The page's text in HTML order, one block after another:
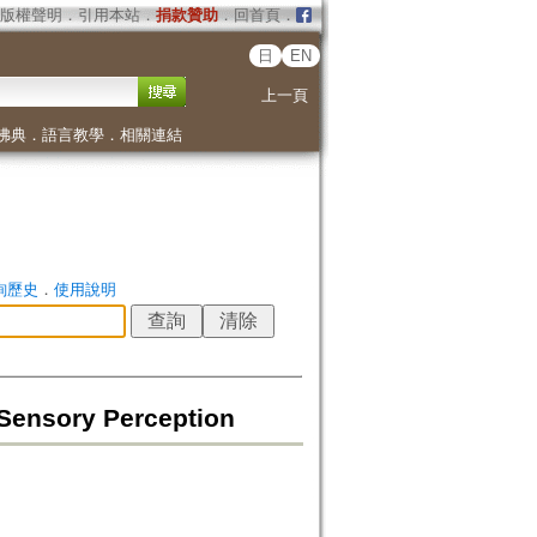
版權聲明 ． 引用本站． 捐款贊助．回首頁．
日 EN
上一頁
典． 語言教學． 相關連結
歷史 ． 使用說明
Perception